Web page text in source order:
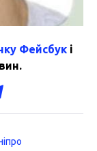
Фейсбук і